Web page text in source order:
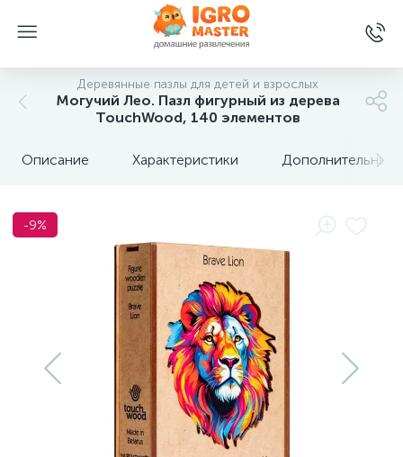
Деревянные пазлы для детей и взрослых
Могучий Лео. Пазл фигурный из дерева
TouchWood, 140 элементов
Описание Характеристики Дополнительные
-9%